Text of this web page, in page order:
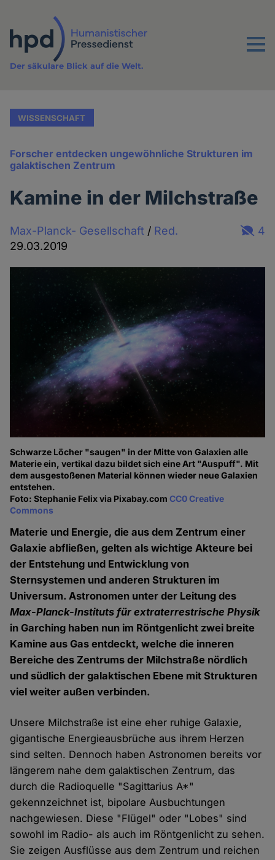
Inhalt
Menu
Der säkulare Blick auf die Welt.
WISSENSCHAFT
Forscher entdecken ungewöhnliche Strukturen im
galaktischen Zentrum
Kamine in der Milchstraße
Max-Planck- Gesellschaft / Red.
29.03.2019
4
Schwarze Löcher "saugen" in der Mitte von Galaxien alle
Materie ein, vertikal dazu bildet sich eine Art "Auspuff". Mit
dem ausgestoßenen Material können wieder neue Galaxien
entstehen.
Foto: Stephanie Felix via Pixabay.comCC0 Creative
Commons
Materie und Energie, die aus dem Zentrum einer
Galaxie abfließen, gelten als wichtige Akteure bei
der Entstehung und Entwicklung von
Sternsystemen und anderen Strukturen im
Universum. Astronomen unter der Leitung des
Max-Planck-Instituts für extraterrestrische Physik
in Garching haben nun im Röntgenlicht zwei breite
Kamine aus Gas entdeckt, welche die inneren
Bereiche des Zentrums der Milchstraße nördlich
und südlich der galaktischen Ebene mit Strukturen
viel weiter außen verbinden.
Unsere Milchstraße ist eine eher ruhige Galaxie,
gigantische Energieausbrüche aus ihrem Herzen
sind selten. Dennoch haben Astronomen bereits vor
längerem nahe dem galaktischen Zentrum, das
durch die Radioquelle "Sagittarius A*"
gekennzeichnet ist, bipolare Ausbuchtungen
nachgewiesen. Diese "Flügel" oder "Lobes" sind
sowohl im Radio- als auch im Röntgenlicht zu sehen.
Sie zeigen Ausflüsse aus dem Zentrum und reichen